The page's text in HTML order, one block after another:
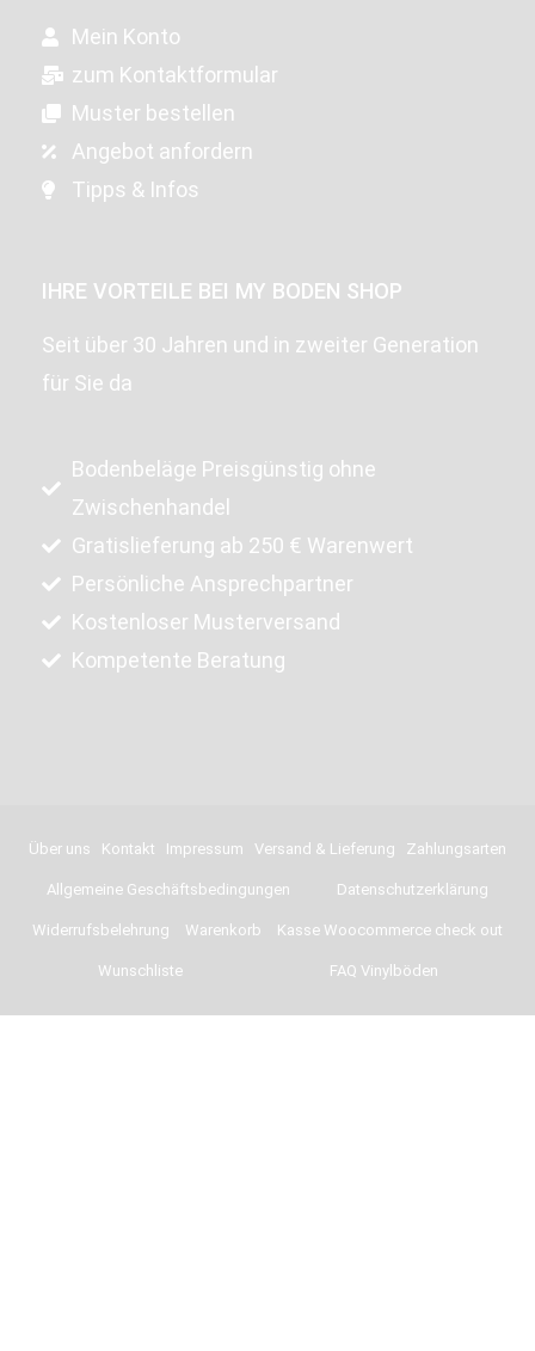
Mein Konto
zum Kontaktformular
Muster bestellen
Angebot anfordern
Tipps & Infos
IHRE VORTEILE BEI MY BODEN SHOP
Seit über 30 Jahren und in zweiter Generation
für Sie da
Bodenbeläge Preisgünstig ohne
Zwischenhandel
Gratislieferung ab 250 € Warenwert
Persönliche Ansprechpartner
Kostenloser Musterversand
Kompetente Beratung
Über uns Kontakt Impressum Versand & Lieferung Zahlungsarten
Allgemeine Geschäftsbedingungen Datenschutzerklärung
Widerrufsbelehrung Warenkorb Kasse Woocommerce check out
Wunschliste FAQ Vinylböden